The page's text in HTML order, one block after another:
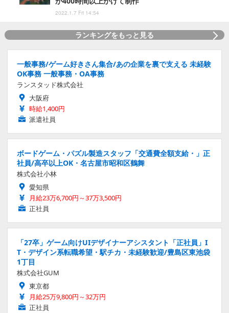
2022.1.7 Fri 14:54
ランキングをもっと見る
一般事務/ゲーム好きさん集合/あの企業を裏で支える 未経験
OK事務 一般事務・OA事務
ランスタッド株式会社
大阪府
時給1,400円
派遣社員
ボードゲーム・パズル製造スタッフ「交通費全額支給・」正
社員/高卒以上OK・名古屋市昭和区鶴舞
株式会社小林
愛知県
月給23万6,700円～37万3,500円
正社員
「27卒」ゲーム向けUIデザイナーアシスタント「正社員」I
T・デザイン系転職希望・駅チカ・未経験歓迎/豊島区東池袋
1丁目
株式会社GUM
東京都
月給25万9,800円～32万円
正社員